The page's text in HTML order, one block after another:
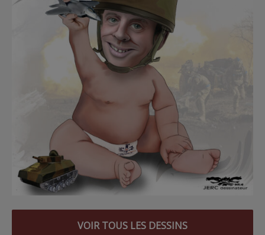
VOIR TOUS LES DESSINS